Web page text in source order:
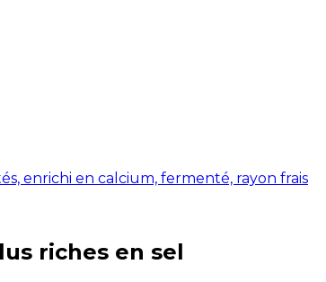
enrichi en calcium, fermenté, rayon frais
riches en sel